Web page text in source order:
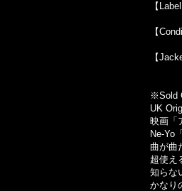
【
【
【
※Sold
UK
映画「
Ne-Yo
曲が曲
超使え
知らな
かなり